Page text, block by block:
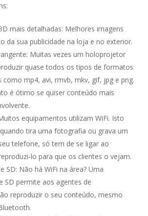
mais detalhadas: Melhores imagens
da sua publicidade na loja e no exterior.
Muitas vezes um holoprojetor
quase todos os tipos de formatos
como mp4, avi, rmvb, mkv, gif, jpg e png.
é ótimo se quiser conteúdo mais
equipamentos utilizam WiFi. Isto
tira uma fotografia ou grava um
telefone, só tem de se ligar ao
lo para que os clientes o vejam.
SD: Não há WiFi na área? Uma
SD permite aos agentes de
reproduzir o seu conteúdo, mesmo